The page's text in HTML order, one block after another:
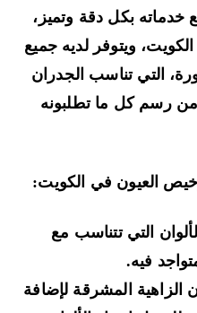
بكل دقة وتميز،
ويتوفر لديه جميع
التي تناسب الجدران
رسم كل ما تطلبونه
العيون في الكويت:
التي تتناسب مع
فيه.
المشرقة لإضافة